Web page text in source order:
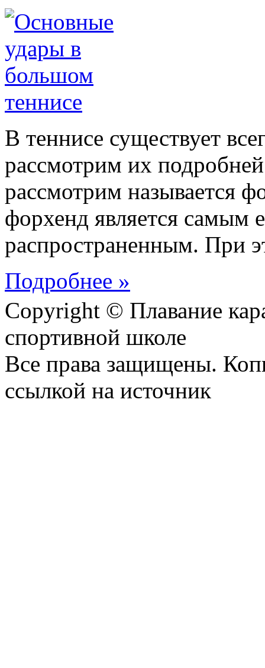
В теннисе существует
рассмотрим их
рассмотрим называется
форхенд является самым
распространенным. При
Подробнее »
Copyright © Плавание
спортивной школе
Все права защищены.
ссылкой на источник